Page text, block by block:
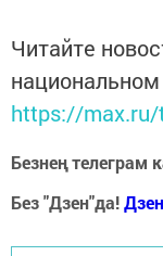
Читайте
https://
Безнең телеграм
Без "Дзен"да!Дзен